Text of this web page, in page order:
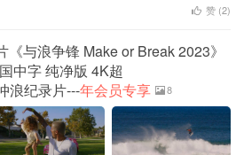
赞 (2)
与浪争锋 Make or Break 2023》
中字 纯净版 4K超
浪纪录片---年会员专享 8